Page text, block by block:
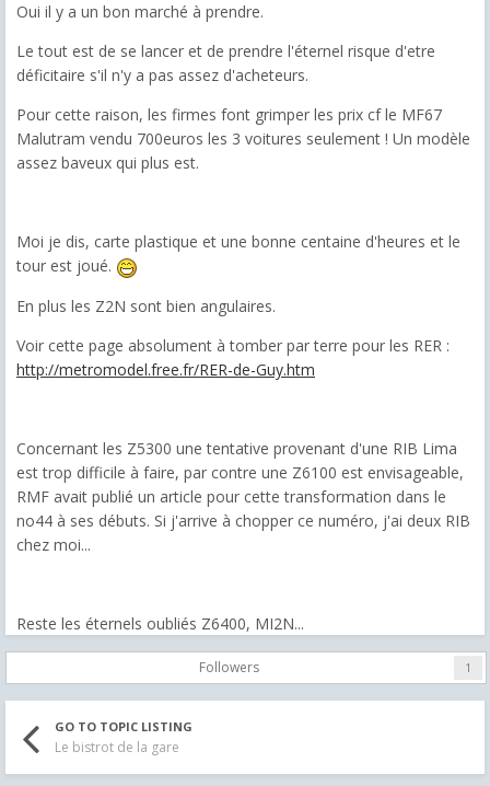
Oui il y a un bon marché à prendre.
Le tout est de se lancer et de prendre l'éternel risque d'etre
déficitaire s'il n'y a pas assez d'acheteurs.
Pour cette raison, les firmes font grimper les prix cf le MF67
Malutram vendu 700euros les 3 voitures seulement ! Un modèle
assez baveux qui plus est.
Moi je dis, carte plastique et une bonne centaine d'heures et le
tour est joué.
En plus les Z2N sont bien angulaires.
Voir cette page absolument à tomber par terre pour les RER :
http://metromodel.free.fr/RER-de-Guy.htm
Concernant les Z5300 une tentative provenant d'une RIB Lima
est trop difficile à faire, par contre une Z6100 est envisageable,
RMF avait publié un article pour cette transformation dans le
no44 à ses débuts. Si j'arrive à chopper ce numéro, j'ai deux RIB
chez moi...
Reste les éternels oubliés Z6400, MI2N...
Followers 1
GO TO TOPIC LISTING
Le bistrot de la gare